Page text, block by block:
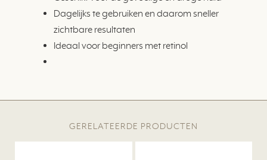
Dagelijks te gebruiken en daarom sneller
zichtbare resultaten
Ideaal voor beginners met retinol
GERELATEERDE PRODUCTEN